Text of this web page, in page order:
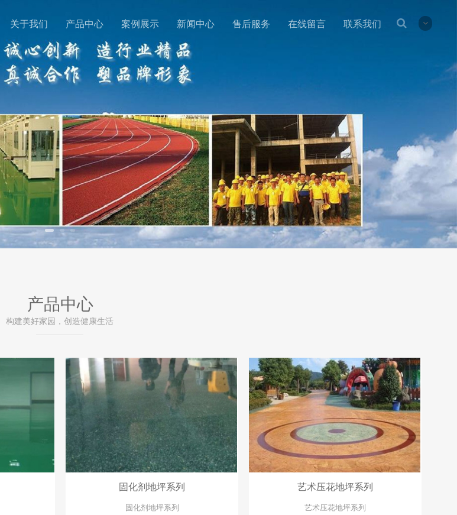
关于我们 产品中心 案例展示 新闻中心 售后服务 在线留言 联系我们
产品中心
构建美好家园，创造健康生活
固化剂地坪系列
固化剂地坪系列
艺术压花地坪系列
艺术压花地坪系列